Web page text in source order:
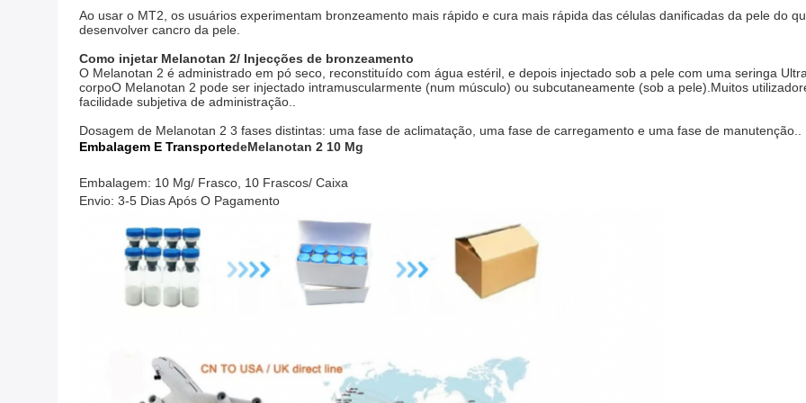
Ao usar o MT2, os usuários experimentam bronzeamento mais rápido e cura mais rápida das células danificadas da pele do
desenvolver cancro da pele.
Como injetar Melanotan 2/ Injecções de bronzeamento
O Melanotan 2 é administrado em pó seco, reconstituído com água estéril, e depois injectado sob a pele com uma seringa
corpoO Melanotan 2 pode ser injectado intramuscularmente (num músculo) ou subcutaneamente (sob a pele).Muitos
facilidade subjetiva de administração..
Dosagem de Melanotan 2 3 fases distintas: uma fase de aclimatação, uma fase de carregamento e uma fase de manutenção..
Embalagem E TransporteDeMelanotan 2 10 Mg
Embalagem: 10 Mg/ Frasco, 10 Frascos/ Caixa
Envio: 3-5 Dias Após O Pagamento